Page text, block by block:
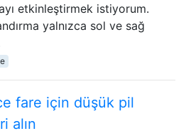
etkinleştirmek istiyorum.
yalnızca sol ve sağ
fare için düşük pil
alın